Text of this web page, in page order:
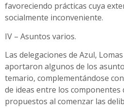
favoreciendo prácticas cuya
socialmente inconveniente.
IV – Asuntos varios.
Las delegaciones de Azul,
aportaron algunos de los
temario, complementándose
de ideas entre los componentes
propuestos al comenzar las